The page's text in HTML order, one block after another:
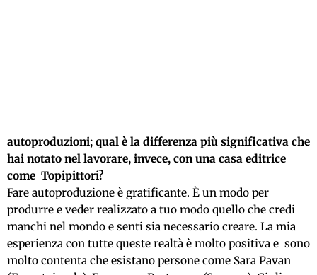
autoproduzioni; qual è la differenza più significativa che
hai notato nel lavorare, invece, con una casa editrice
come Topipittori?
Fare autoproduzione è gratificante. È un modo per
produrre e veder realizzato a tuo modo quello che credi
manchi nel mondo e senti sia necessario creare. La mia
esperienza con tutte queste realtà è molto positiva e sono
molto contenta che esistano persone come Sara Pavan